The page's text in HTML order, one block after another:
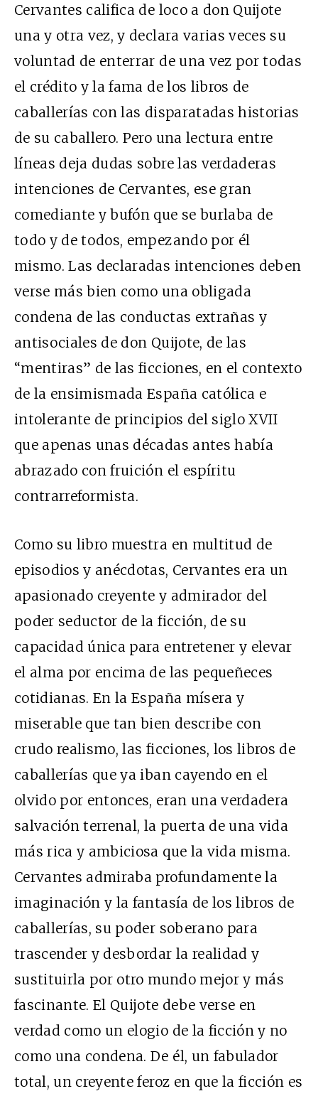
Cervantes califica de loco a don Quijote
una y otra vez, y declara varias veces su
voluntad de enterrar de una vez por todas
el crédito y la fama de los libros de
caballerías con las disparatadas historias
de su caballero. Pero una lectura entre
líneas deja dudas sobre las verdaderas
intenciones de Cervantes, ese gran
comediante y bufón que se burlaba de
todo y de todos, empezando por él
mismo. Las declaradas intenciones deben
verse más bien como una obligada
condena de las conductas extrañas y
antisociales de don Quijote, de las
“mentiras” de las ficciones, en el contexto
de la ensimismada España católica e
intolerante de principios del siglo XVII
que apenas unas décadas antes había
abrazado con fruición el espíritu
contrarreformista.
Como su libro muestra en multitud de
episodios y anécdotas, Cervantes era un
apasionado creyente y admirador del
poder seductor de la ficción, de su
capacidad única para entretener y elevar
el alma por encima de las pequeñeces
cotidianas. En la España mísera y
miserable que tan bien describe con
crudo realismo, las ficciones, los libros de
caballerías que ya iban cayendo en el
olvido por entonces, eran una verdadera
salvación terrenal, la puerta de una vida
más rica y ambiciosa que la vida misma.
Cervantes admiraba profundamente la
imaginación y la fantasía de los libros de
caballerías, su poder soberano para
trascender y desbordar la realidad y
sustituirla por otro mundo mejor y más
fascinante. El Quijote debe verse en
verdad como un elogio de la ficción y no
como una condena. De él, un fabulador
total, un creyente feroz en que la ficción es